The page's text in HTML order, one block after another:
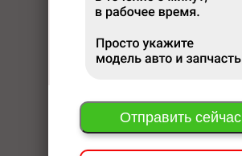
Отправить сейчас